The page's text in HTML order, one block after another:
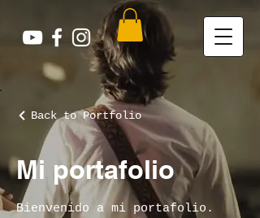
Back to Portfolio
Mi portafolio
Bienvenido a mi portafolio.